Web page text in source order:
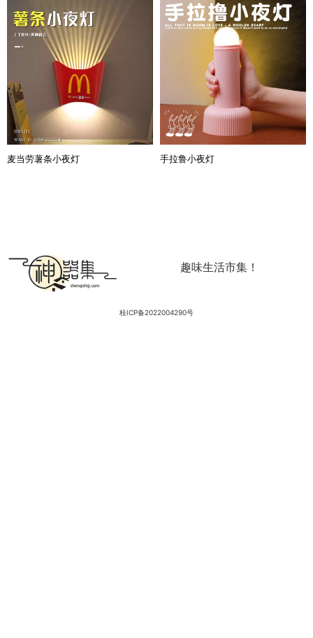
麦当劳薯条小夜灯 手拉鲁小夜灯
趣味生活市集！
桂ICP备2022004290号